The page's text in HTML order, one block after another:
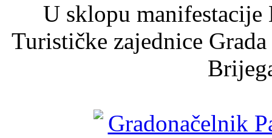
U sklopu
Turističke zajednice